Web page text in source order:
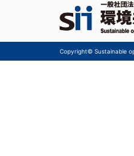
Copyright© Sustainable